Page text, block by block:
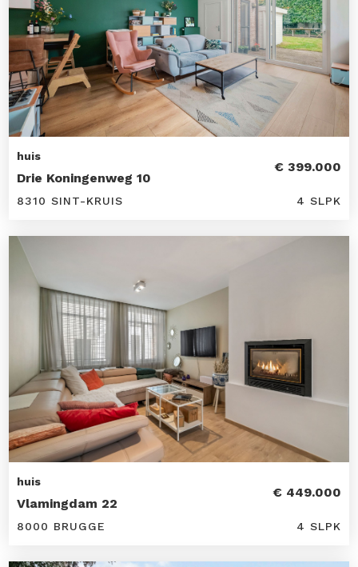
huis
Drie Koningenweg 10
€ 399.000
8310 SINT-KRUIS 4 SLPK
huis
Vlamingdam 22
€ 449.000
8000 BRUGGE 4 SLPK